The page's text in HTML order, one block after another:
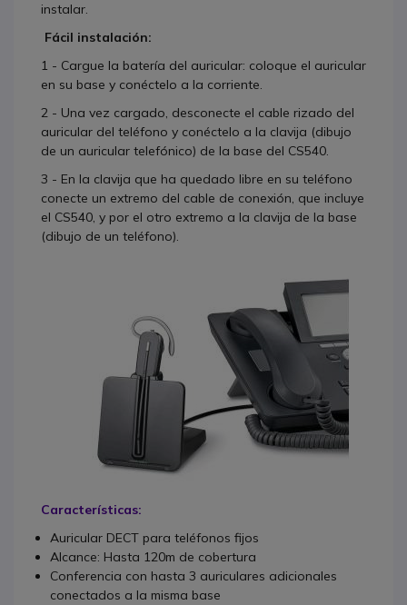
instalar.
Fácil instalación:
1 - Cargue la batería del auricular: coloque el auricular
en su base y conéctelo a la corriente.
2 - Una vez cargado, desconecte el cable rizado del
auricular del teléfono y conéctelo a la clavija (dibujo
de un auricular telefónico) de la base del CS540.
3 - En la clavija que ha quedado libre en su teléfono
conecte un extremo del cable de conexión, que incluye
el CS540, y por el otro extremo a la clavija de la base
(dibujo de un teléfono).
Características:
Auricular DECT para teléfonos fijos
Alcance: Hasta 120m de cobertura
Conferencia con hasta 3 auriculares adicionales
conectados a la misma base